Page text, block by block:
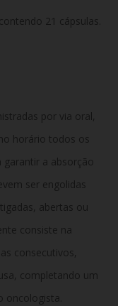
21 cápsulas.
por via oral,
horário todos os
garantir a absorção
ser engolidas
abertas ou
consiste na
consecutivos,
completando um
oncologista.